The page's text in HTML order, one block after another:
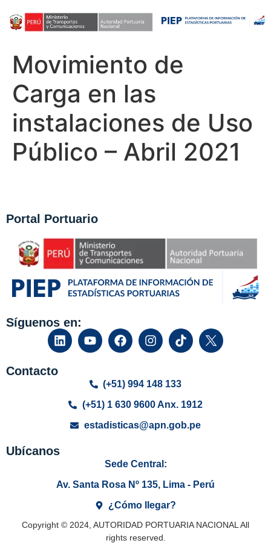
Movimiento de
Carga en las
instalaciones de Uso
Público – Abril 2021
Portal Portuario
Síguenos en:
Contacto
(+51) 994 148 133
(+51) 1 630 9600 Anx. 1912
estadisticas@apn.gob.pe
Ubícanos
Sede Central:
Av. Santa Rosa Nº 135, Lima - Perú
¿Cómo llegar?
Copyright © 2024, AUTORIDAD PORTUARIA NACIONAL All
rights reserved.